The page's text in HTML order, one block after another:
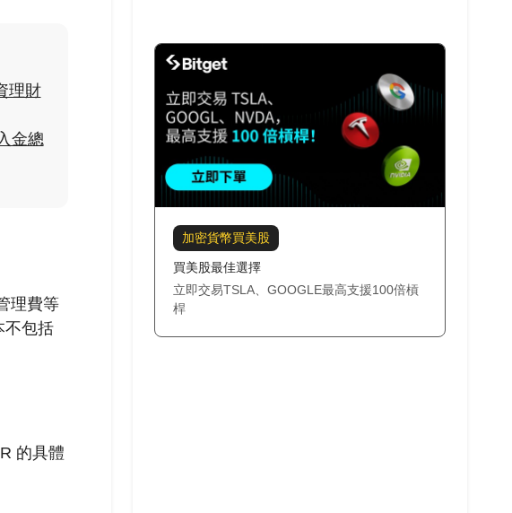
理財
金總
理費等
不包括
的具體
加密貨幣買美股
買美股最佳選擇
立即交易TSLA、GOOGLE最高支援100倍槓
桿